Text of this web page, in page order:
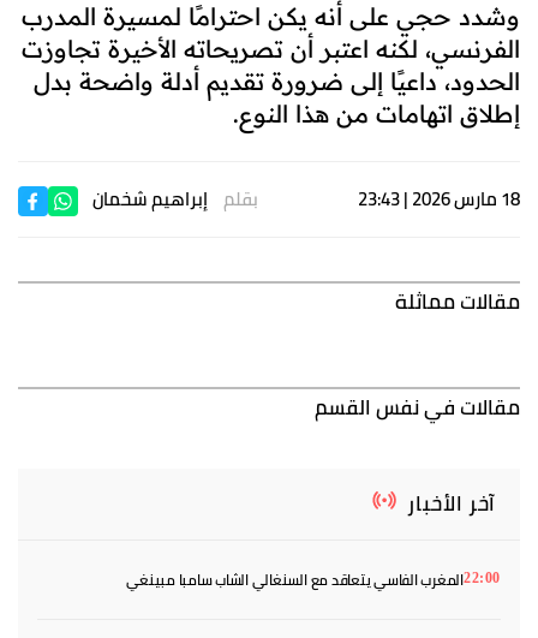
وشدد حجي على أنه يكن احترامًا لمسيرة المدرب
الفرنسي، لكنه اعتبر أن تصريحاته الأخيرة تجاوزت
الحدود، داعيًا إلى ضرورة تقديم أدلة واضحة بدل
إطلاق اتهامات من هذا النوع.
18 مارس 2026 | 23:43 بقلم إبراهيم شخمان
مقالات مماثلة
مقالات في نفس القسم
آخر الأخبار
22:00المغرب الفاسي يتعاقد مع السنغالي الشاب سامبا مبينغي